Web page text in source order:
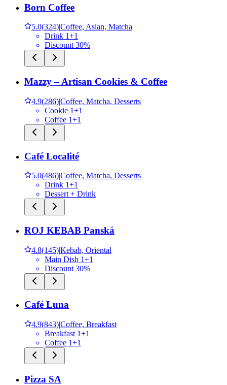
Born Coffee
5.0(324)|Coffee, Asian, Matcha
Drink 1+1
Discount 30%
Mazzy – Artisan Cookies & Coffee
4.9(286)|Coffee, Matcha, Desserts
Cookie 1+1
Coffee 1+1
Café Localité
5.0(486)|Coffee, Matcha, Desserts
Drink 1+1
Dessert + Drink
ROJ KEBAB Panská
4.8(145)|Kebab, Oriental
Main Dish 1+1
Discount 30%
Café Luna
4.9(843)|Coffee, Breakfast
Breakfast 1+1
Coffee 1+1
Pizza SA